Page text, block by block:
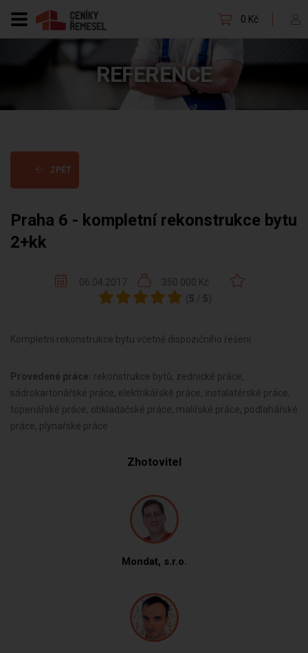
0 Kč
REFERENCE
ZPĚT
Praha 6 - kompletní rekonstrukce bytu
2+kk
06.04.2017
350 000 Kč
( 5 / 5)
Kompletní rekonstrukce bytu včetně dispozičního řešení.
Provedené práce: rekonstrukce bytů, zednické práce,
sádrokartonářské práce, elektrikářské práce, instalatérské práce,
topenářské práce, obkladačské práce, malířské práce, podlahářské
práce, plynařské práce
Zhotovitel
Mondat, s.r.o.